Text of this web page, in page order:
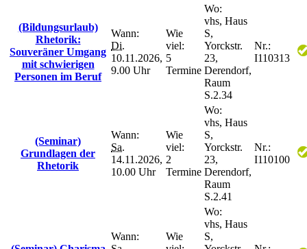
(Bildungsurlaub)
Rhetorik:
Souveräner Umgang
mit schwierigen
Personen im Beruf
Wann:
Di.
10.11.2026,
9.00 Uhr
Wie
viel:
5
Termine
Wo:
vhs, Haus
S,
Yorckstr.
23,
Derendorf,
Raum
S.2.34
Nr.:
I110313
(Seminar)
Grundlagen der
Rhetorik
Wann:
Sa.
14.11.2026,
10.00 Uhr
Wie
viel:
2
Termine
Wo:
vhs, Haus
S,
Yorckstr.
23,
Derendorf,
Raum
S.2.41
Nr.:
I110100
Wann:
Wie
Wo:
vhs, Haus
S,